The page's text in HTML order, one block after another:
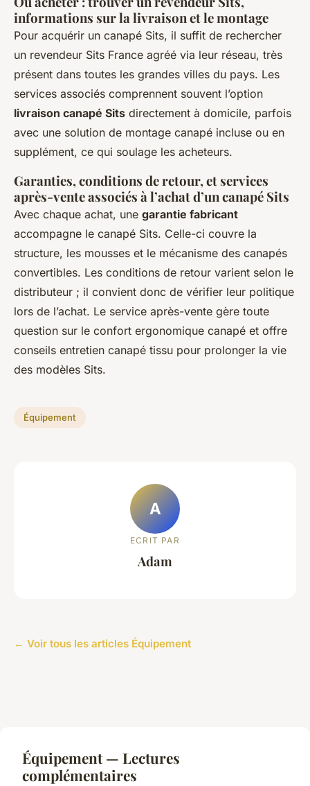
informations sur la livraison et le montage
Pour acquérir un canapé Sits, il suffit de rechercher
un revendeur Sits France agréé via leur réseau, très
présent dans toutes les grandes villes du pays. Les
services associés comprennent souvent l’option
livraison canapé Sits directement à domicile, parfois
avec une solution de montage canapé incluse ou en
supplément, ce qui soulage les acheteurs.
Garanties, conditions de retour, et services
après-vente associés à l’achat d’un canapé Sits
Avec chaque achat, une garantie fabricant
accompagne le canapé Sits. Celle-ci couvre la
structure, les mousses et le mécanisme des canapés
convertibles. Les conditions de retour varient selon le
distributeur ; il convient donc de vérifier leur politique
lors de l’achat. Le service après-vente gère toute
question sur le confort ergonomique canapé et offre
conseils entretien canapé tissu pour prolonger la vie
des modèles Sits.
Équipement
A
ECRIT PAR
Adam
← Voir tous les articles Équipement
Équipement — Lectures
complémentaires